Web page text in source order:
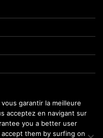
garantir la meilleure
acceptez en navigant sur
you a better user
them by surfing on